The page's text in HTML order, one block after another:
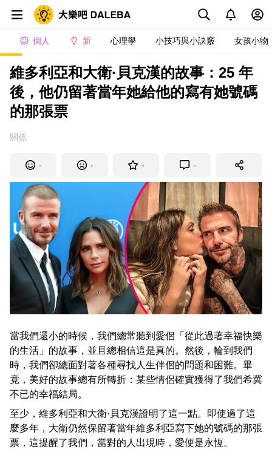
個人 新 心理學 小技巧與小訣竅 女孩小物
維多利亞和大衛·貝克漢的故事：25 年
後，他仍留著當年她給他的寫有她號碼
的那張票
關係
- - - -
當我們還小的時候，我們總常聽到愛侶「從此過著幸福快樂
的生活」的故事，並且總相信這是真的。然後，輪到我們
時，我們卻總面對著各種尋找人生伴侶的問題和困難。畢
竟，美好的故事總有所轉折：某些情侶確實獲得了我們希冀
不已的幸福結局。
至少，維多利亞和大衛·貝克漢證明了這一點。即使過了這
麼多年，大衛仍然保留著當年維多利亞寫下她的號碼的那張
票，這提醒了我們，當對的人出現時，愛便是永恆。